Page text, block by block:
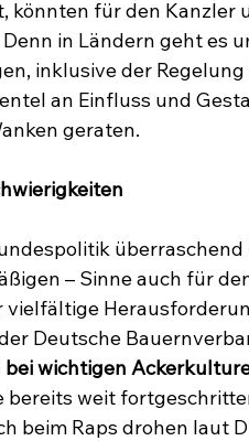
für den Kanzler
in Ländern geht es
inklusive der
an Einfluss und
geraten.
– Sinne auch für
vielfältige
Deutsche
wichtigen
bereits weit
beim Raps drohen laut